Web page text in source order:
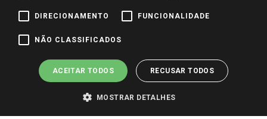
Pagamento e Segurança
DIRECIONAMENTO FUNCIONALIDADE
NÃO CLASSIFICADOS
ACEITAR TODOS RECUSAR TODOS
MOSTRAR DETALHES